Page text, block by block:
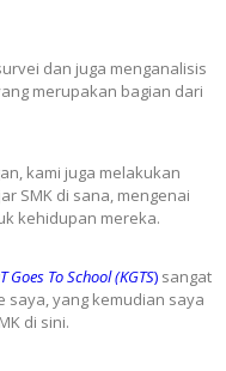
dan juga menganalisis
merupakan bagian dari
kami juga melakukan
SMK di sana, mengenai
kehidupan mereka.
Goes To School (KGTS) sangat
saya, yang kemudian saya
di sini.